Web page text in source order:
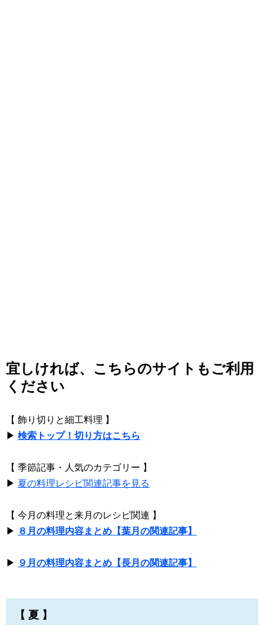
宜しければ、こちらのサイトもご利用
ください
【 飾り切りと細工料理 】
▶ 検索トップ！切り方はこちら
【 季節記事・人気のカテゴリー 】
▶ 夏の料理レシピ関連記事を見る
【 今月の料理と来月のレシピ関連 】
▶ ８月の料理内容まとめ【葉月の関連記事】
▶ ９月の料理内容まとめ【長月の関連記事】
【 夏 】